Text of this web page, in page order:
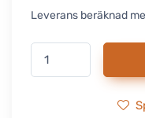
Leverans beräknad